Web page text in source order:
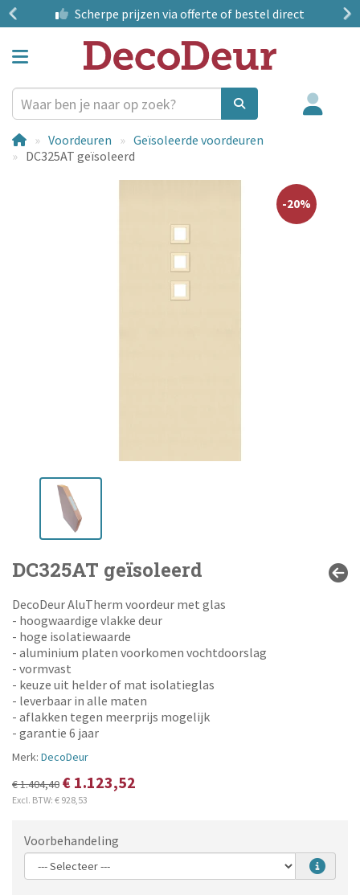
Scherpe prijzen via offerte of bestel direct
Voordeuren
Geïsoleerde voordeuren
DC325AT geïsoleerd
-20%
DC325AT geïsoleerd
DecoDeur AluTherm voordeur met glas
- hoogwaardige vlakke deur
- hoge isolatiewaarde
- aluminium platen voorkomen vochtdoorslag
- vormvast
- keuze uit helder of mat isolatieglas
- leverbaar in alle maten
- aflakken tegen meerprijs mogelijk
- garantie 6 jaar
Merk: DecoDeur
€ 1.404,40 € 1.123,52
Excl. BTW: € 928,53
Voorbehandeling